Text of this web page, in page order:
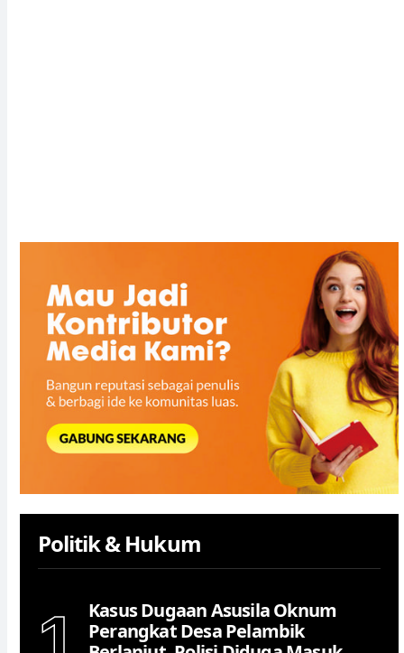
Politik & Hukum
Kasus Dugaan Asusila Oknum
Perangkat Desa Pelambik